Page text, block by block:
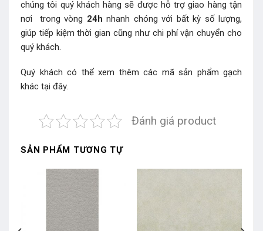
chúng tôi quý khách hàng sẽ được hỗ trợ giao hàng tận
nơi trong vòng 24h nhanh chóng với bất kỳ số lượng,
giúp tiếp kiệm thời gian cũng như chi phí vận chuyển cho
quý khách.
Quý khách có thể xem thêm các mã sản phẩm gạch
khác tại đây.
Đánh giá product
SẢN PHẨM TƯƠNG TỰ